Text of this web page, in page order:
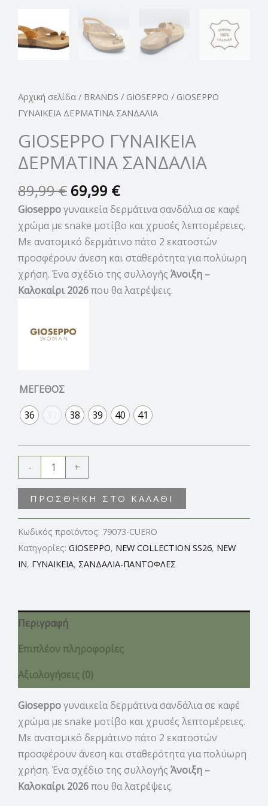
Αρχική σελίδα / BRANDS / GIOSEPPO / GIOSEPPO
ΓΥΝΑΙΚΕΙΑ ΔΕΡΜΑΤΙΝΑ ΣΑΝΔΑΛΙΑ
GIOSEPPO ΓΥΝΑΙΚΕΙΑ
ΔΕΡΜΑΤΙΝΑ ΣΑΝΔΑΛΙΑ
89,99€ 69,99 €
Gioseppoγυναικεία δερμάτινα σανδάλια σε καφέ
χρώμα με snake μοτίβο και χρυσές λεπτομέρειες.
Με ανατομικό δερμάτινο πάτο 2 εκατοστών
προσφέρουν άνεση και σταθερότητα για πολύωρη
χρήση. Ένα σχέδιο της συλλογής Άνοιξη –
Καλοκαίρι 2026που θα λατρέψεις.
ΜΕΓΕΘΟΣ
36
38 39 40 41
- +
ΠΡΟΣΘΉΚΗ ΣΤΟ ΚΑΛΆΘΙ
Κωδικός προϊόντος: 79073-CUERO
Κατηγορίες: GIOSEPPO, NEW COLLECTION SS26, NEW
IN, ΓΥΝΑΙΚΕΙΑ, ΣΑΝΔΑΛΙΑ-ΠΑΝΤΟΦΛΕΣ
Περιγραφή
Επιπλέον πληροφορίες
Αξιολογήσεις (0)
Gioseppoγυναικεία δερμάτινα σανδάλια σε καφέ
χρώμα με snake μοτίβο και χρυσές λεπτομέρειες.
Με ανατομικό δερμάτινο πάτο 2 εκατοστών
προσφέρουν άνεση και σταθερότητα για πολύωρη
χρήση. Ένα σχέδιο της συλλογής Άνοιξη –
Καλοκαίρι 2026που θα λατρέψεις.